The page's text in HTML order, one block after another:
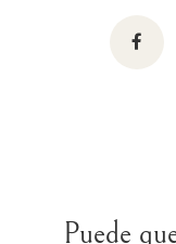
Puede